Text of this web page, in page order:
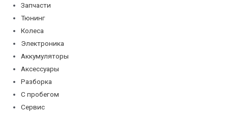
Запчасти
Тюнинг
Колеса
Электроника
Аккумуляторы
Аксессуары
Разборка
С пробегом
Сервис